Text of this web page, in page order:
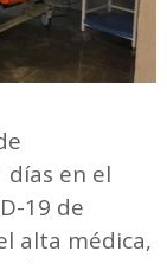
en el
19 de
alta médica,